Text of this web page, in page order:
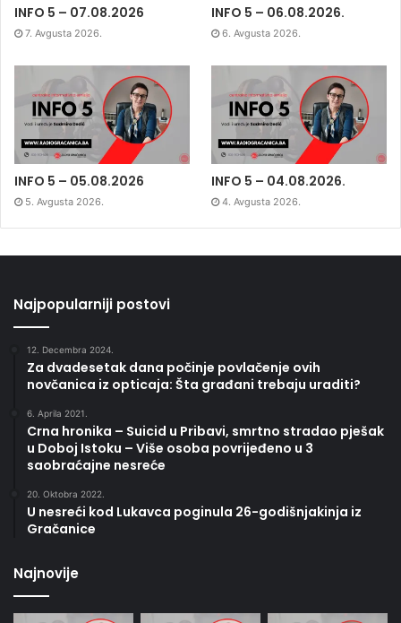
INFO 5 – 07.08.2026
7. Avgusta 2026.
INFO 5 – 06.08.2026.
6. Avgusta 2026.
INFO 5 – 05.08.2026
5. Avgusta 2026.
INFO 5 – 04.08.2026.
4. Avgusta 2026.
Najpopularniji postovi
12. Decembra 2024.
Za dvadesetak dana počinje povlačenje ovih
novčanica iz opticaja: Šta građani trebaju uraditi?
6. Aprila 2021.
Crna hronika – Suicid u Pribavi, smrtno stradao pješak
u Doboj Istoku – Više osoba povrijeđeno u 3
saobraćajne nesreće
20. Oktobra 2022.
U nesreći kod Lukavca poginula 26-godišnjakinja iz
Gračanice
Najnovije